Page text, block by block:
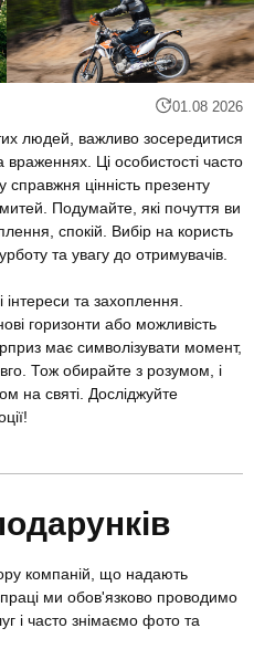
01.08 2026
людей, важливо зосередитися
Ці особистості часто
цінність презенту
Подумайте, які почуття ви
спокій. Вибір на користь
та увагу до отримувачів.
інтереси та захоплення.
горизонти або можливість
має символізувати момент,
Тож обирайте з розумом, і
на святі. Досліджуйте
компаній, що надають
ми обов'язково проводимо
і часто знімаємо фото та